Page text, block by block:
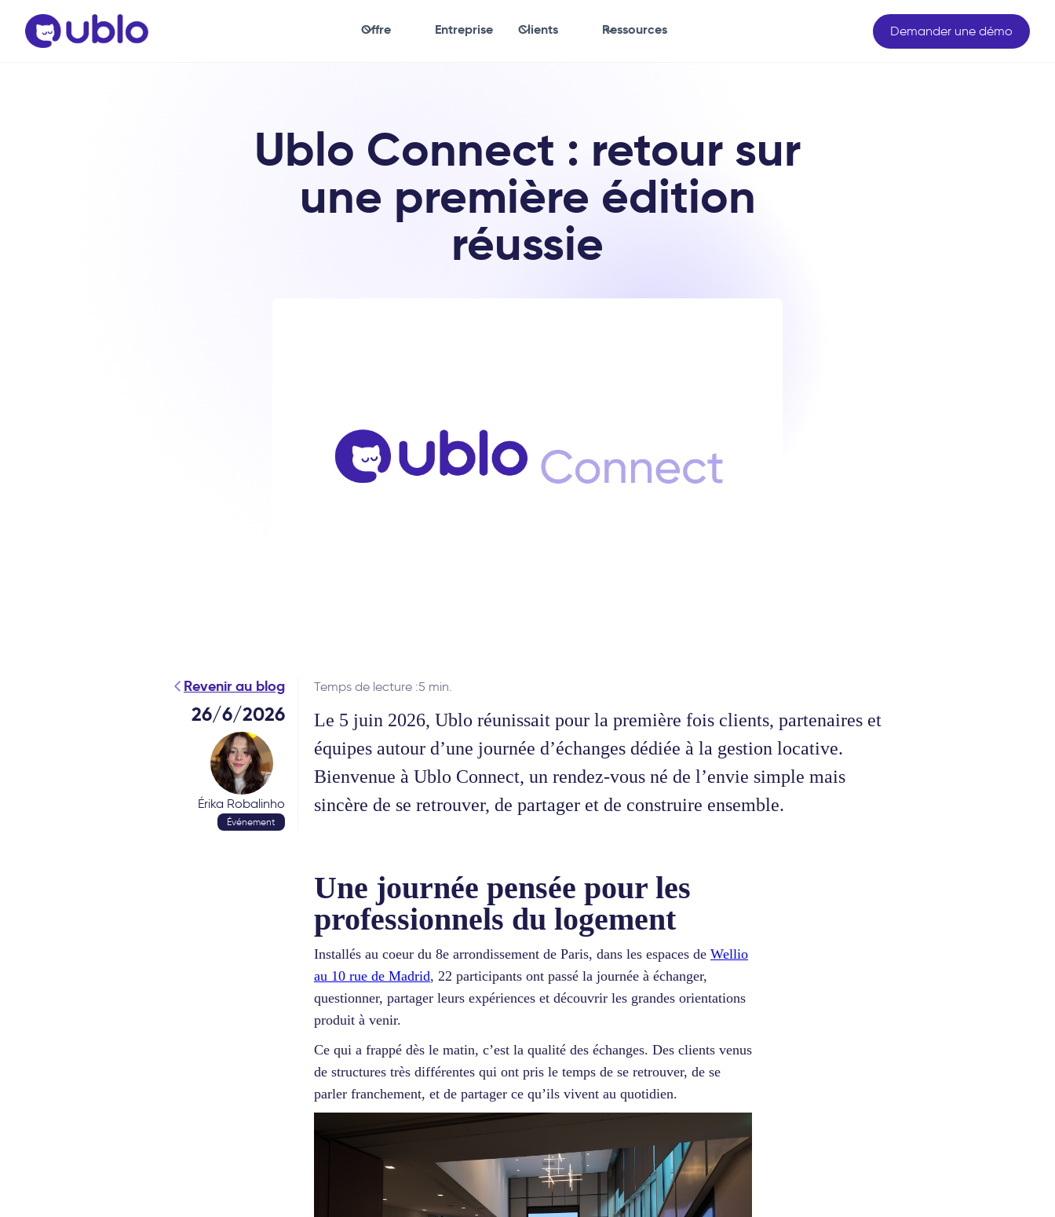
Offre Entreprise Clients Ressources Demander une démo
Ublo Connect : retour sur
une première édition
réussie
Revenir au blog
26/6/2026
Érika Robalinho
Événement
Temps de lecture :5 min.
Le 5 juin 2026, Ublo réunissait pour la première fois clients, partenaires et
équipes autour d’une journée d’échanges dédiée à la gestion locative.
Bienvenue à Ublo Connect, un rendez-vous né de l’envie simple mais
sincère de se retrouver, de partager et de construire ensemble.
Une journée pensée pour les
professionnels du logement
Installés au coeur du 8e arrondissement de Paris, dans les espaces de Wellio
au 10 rue de Madrid, 22 participants ont passé la journée à échanger,
questionner, partager leurs expériences et découvrir les grandes orientations
produit à venir.
Ce qui a frappé dès le matin, c’est la qualité des échanges. Des clients venus
de structures très différentes qui ont pris le temps de se retrouver, de se
parler franchement, et de partager ce qu’ils vivent au quotidien.